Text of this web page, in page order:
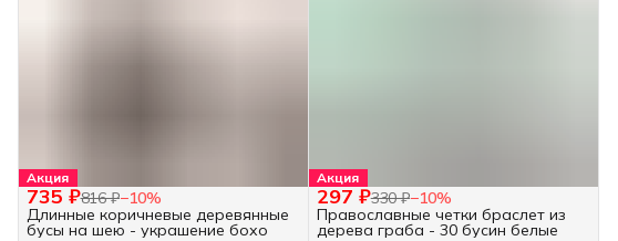
Акция
735 ₽816 ₽−10%
Длинные коричневые деревянные
бусы на шею - украшение бохо
Акция
297 ₽330 ₽−10%
Православные четки браслет из
дерева граба - 30 бусин белые